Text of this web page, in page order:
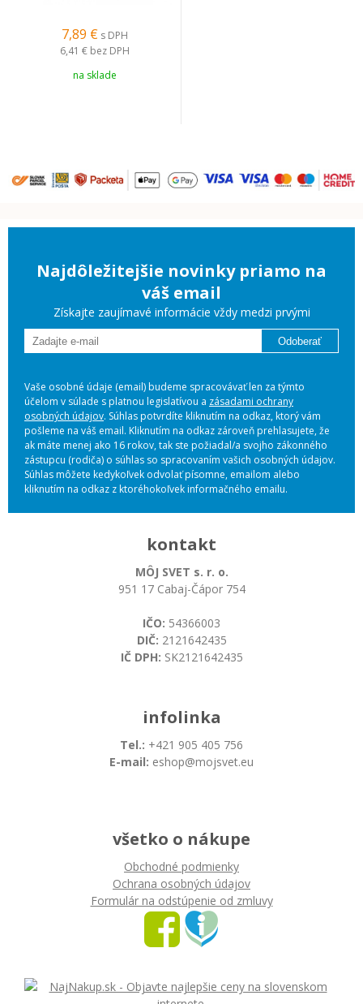
7,89 € s DPH
6,41 € bez DPH
na sklade
Najdôležitejšie novinky priamo na
váš email
Získajte zaujímavé informácie vždy medzi prvými
Odoberať
Vaše osobné údaje (email) budeme spracovávať len za týmto
účelom v súlade s platnou legislatívou a zásadami ochrany
osobných údajov. Súhlas potvrdíte kliknutím na odkaz, ktorý vám
pošleme na váš email. Kliknutím na odkaz zároveň prehlasujete, že
ak máte menej ako 16 rokov, tak ste požiadal/a svojho zákonného
zástupcu (rodiča) o súhlas so spracovaním vašich osobných údajov.
Súhlas môžete kedykoľvek odvolať písomne, emailom alebo
kliknutím na odkaz z ktoréhokoľvek informačného emailu.
kontakt
MÔJ SVET s. r. o.
951 17 Cabaj-Čápor 754
IČO: 54366003
DIČ: 2121642435
IČ DPH: SK2121642435
infolinka
Tel.: +421 905 405 756
E-mail: eshop@mojsvet.eu
všetko o nákupe
Obchodné podmienky
Ochrana osobných údajov
Formulár na odstúpenie od zmluvy